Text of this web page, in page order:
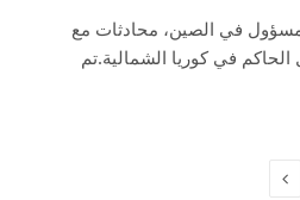
مسؤول في الصين، محادثات مع
في كوريا الشمالية.تم